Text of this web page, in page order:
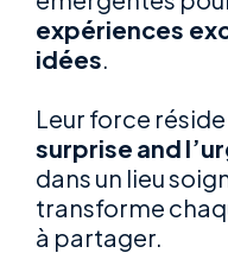
expériences
idées.
Leur force
surprise and
dans un lieu
transforme
à partager.